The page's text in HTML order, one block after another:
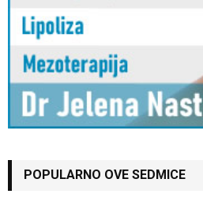
POPULARNO OVE SEDMICE